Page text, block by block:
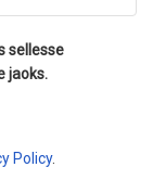
sellesse
jaoks.
Policy.